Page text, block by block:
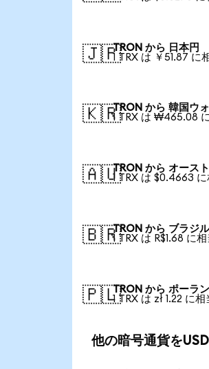
🇯🇵TRON から 日本円
1 TRX は ￥51.87 に
🇰🇷TRON から 韓国ウ
1 TRX は ₩465.08
🇦🇺TRON から オース
1 TRX は $0.4663 に
🇧🇷TRON から ブラジ
1 TRX は R$1.68 に相
🇵🇱TRON から ポーラ
1 TRX は zł 1.22 に相
他の暗号通貨を